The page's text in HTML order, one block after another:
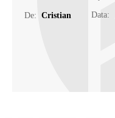
De: Cristian Data: